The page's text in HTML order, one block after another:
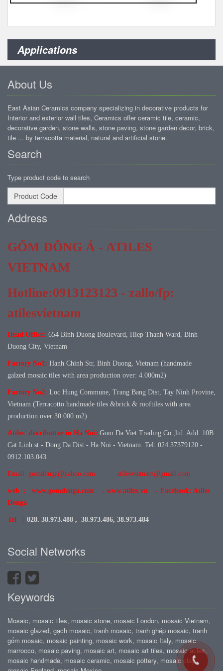
Applications
About Us
East Asian Ceramics company specializing in decorative products for
Interior and exterior wall tiles, Ceramics offer ceramic tile, ceramic,
decorative garden, stone walls, stone paving, stone garden decor, brick,
tile ... by terracotta material, natural and artificial stone.
Search
Type product code to search
Product Code
Address
GỐM ĐÔNG Á - ATILES
VIETNAM
Hotline:0913123123 - zallo/fp:
atilesvietnam
Head Office: 654 Binh Duong Boulevard, Hiep Thanh Ward, Binh
Duong City, Vietnam
Factory No1: Hanh Chinh Str, Binh Duong, Vietnam (handmade
galzed mosaic tiles with area production over: 4.000m2)
Factory No2: Loc Hung Commune, Trang Bang Dist, Tay Ninh Provine,
Vietnam (Terracotto handmade tiles &brick & rooftiles with area
production over 30.000 m2)
Atiles' distributtor in Ha Noi: Gom Da Viet Trading Co.,ltd. Add: 10B
Cat Linh st - Dong Da Dist - Ha Noi - Vietnam. Tel: 024.37379120 -
0912.103.043
Email: gomdonga@yahoo.com atilesvietnam@gmail.com
web : www.gomdonga.com - www.atiles.vn - Facebook: Atiles
Donga
Tel : 028. 38.973.488 , 38.973.486, 38.973.484
Social Networks
Keywords
Mosaic, mosaic tiles, mosaic stone, mosaic London, mosaic Vietnam,
mosaic glazed, gạch mosaic, tranh mosaic, tranh ghép mosaic, tranh
gốm mosaic, mosaic painting, mosaic work, mosaic Italy, mosaic
marrocco, mosaic paving, mosaic art, mosaic art tiles, mosaic atiles,
mosaic handmade, mosaic ceramic, mosaic pottery, mosaic clay,